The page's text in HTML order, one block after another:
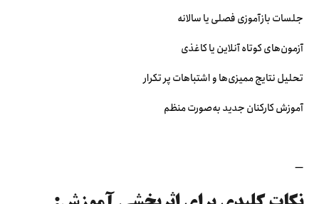
جلسات بازآموزی فصلی یا سالانه
آزمون‌های کوتاه آنلاین یا کاغذی
تحلیل نتایج ممیزی‌ها و اشتباهات پر تکرار
آموزش کارکنان جدید به‌صورت منظم
—